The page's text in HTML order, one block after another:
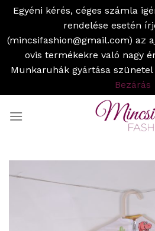
Egyéni kérés, céges számla
rendelése esetén
(mincsifashion@gmail.com) az
ovis termékekre való nagy
Munkaruhák gyártása
Bezárás